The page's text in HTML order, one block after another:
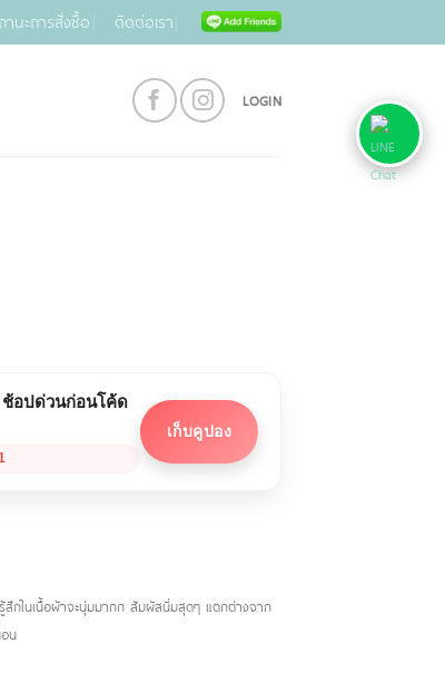
นะการสั่งซื้อ ติดต่อเรา
LOGIN
อปด่วนก่อนโค้ด
เก็บคูปอง
กในเนื้อผ้าจะนุ่มมากก สัมผัสนิ่มสุดๆ แตกต่างจาก
น